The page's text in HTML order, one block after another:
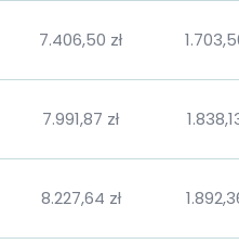
7.406,50 zł
7.991,87 zł
8.227,64 zł